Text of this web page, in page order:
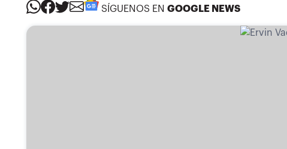
SÍGUENOS EN GOOGLE NEWS